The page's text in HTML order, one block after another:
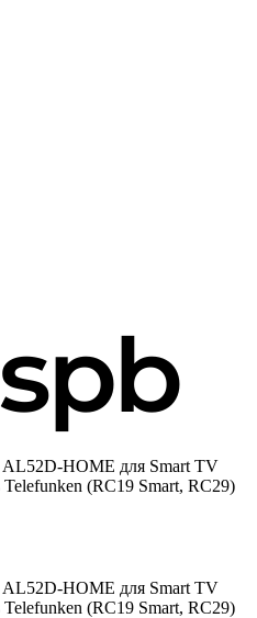
AL52D-HOME для Smart TV
(RC19 Smart, RC29)
AL52D-HOME для Smart TV
(RC19 Smart, RC29)